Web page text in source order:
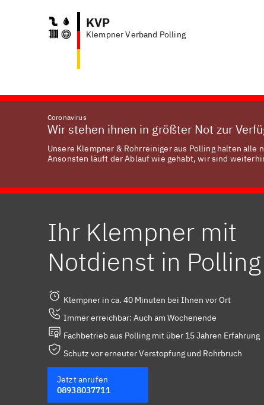
KVP
Klempner Verband Polling
Coronavirus
Wir stehen ihnen in größter Not zur
Unsere Klempner & Rohrreiniger aus Polling halten
Ansonsten läuft der Ablauf wie gehabt, wir sind
Ihr Klempner mit
Notdienst in Polling
Klempner in ca. 40 Minuten bei Ihnen vor Ort
Immer erreichbar: Auch am Wochenende
Fachbetrieb aus Polling mit über 15 Jahren Erfahrung
Schutz vor erneuter Verstopfung und Rohrbruch
Jetzt anrufen
08938037711